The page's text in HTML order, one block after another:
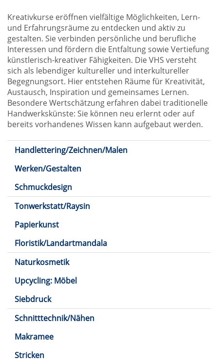
Kreativkurse eröffnen vielfältige Möglichkeiten, Lern-
und Erfahrungsräume zu entdecken und aktiv zu
gestalten. Sie verbinden persönliche und berufliche
Interessen und fördern die Entfaltung sowie Vertiefung
künstlerisch-kreativer Fähigkeiten. Die VHS versteht
sich als lebendiger kultureller und interkultureller
Begegnungsort. Hier entstehen Räume für Kreativität,
Austausch, Inspiration und gemeinsames Lernen.
Besondere Wertschätzung erfahren dabei traditionelle
Handwerkskünste: Sie können neu erlernt oder auf
bereits vorhandenes Wissen kann aufgebaut werden.
Handlettering/Zeichnen/Malen
Werken/Gestalten
Schmuckdesign
Tonwerkstatt/Raysin
Papierkunst
Floristik/Landartmandala
Naturkosmetik
Upcycling: Möbel
Siebdruck
Schnitttechnik/Nähen
Makramee
Stricken